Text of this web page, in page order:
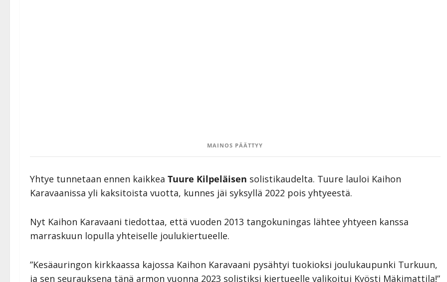
MAINOS PÄÄTTYY
Yhtye tunnetaan ennen kaikkea Tuure Kilpeläisen solistikaudelta. Tuure lauloi Kaihon
Karavaanissa yli kaksitoista vuotta, kunnes jäi syksyllä 2022 pois yhtyeestä.
Nyt Kaihon Karavaani tiedottaa, että vuoden 2013 tangokuningas lähtee yhtyeen kanssa
marraskuun lopulla yhteiselle joulukiertueelle.
”Kesäauringon kirkkaassa kajossa Kaihon Karavaani pysähtyi tuokioksi joulukaupunki Turkuun,
ja sen seurauksena tänä armon vuonna 2023 solistiksi kiertueelle valikoitui Kyösti Mäkimattila!”